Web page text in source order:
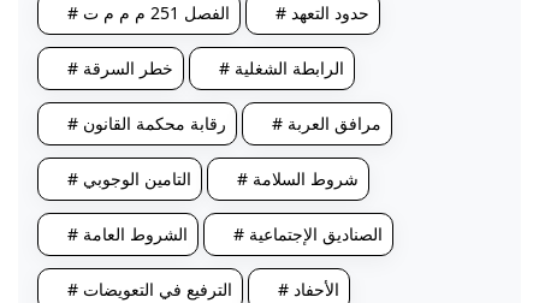
# الفصل 251 م م م ت # حدود التعهد
# خطر السرقة # الرابطة الشغلية
# رقابة محكمة القانون # مرافق العربة
# التامين الوجوبي # شروط السلامة
# الشروط العامة # الصناديق الإجتماعية
# الترفيع في التعويضات # الأحفاد